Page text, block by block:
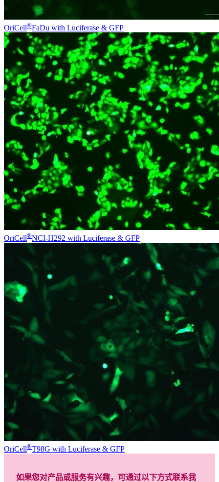
OriCell®FaDu with Luciferase & GFP
OriCell®NCI-H292 with Luciferase & GFP
OriCell®T98G with Luciferase & GFP
如果您对产品或服务有兴趣，可通过以下方式联系我